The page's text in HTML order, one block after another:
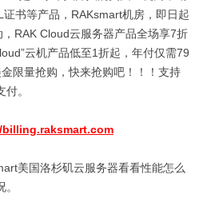
书等产品，RAKsmart机房，即日起
RAK Cloud云服务器产品全场享7折
”云机产品低至1折起，年付仅需79
金限量抢购，快来抢购吧！！！支持
。
billing.raksmart.com
美国洛杉矶云服务器看看性能怎么